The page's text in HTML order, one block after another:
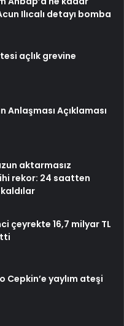
Ilıcalı detayı bomba
açlık grevine
Anlaşması Açıklaması
aktarmasız
rekor: 24 saatten
çeyrekte 16,7 milyar TL
Cepkin’e yaylım ateşi